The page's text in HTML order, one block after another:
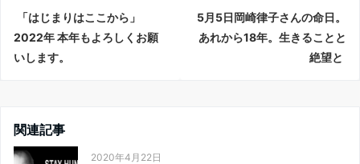
「はじまりはここから」
2022年 本年もよろしくお願
いします。
5月5日岡崎律子さんの命日。
あれから18年。生きることと
絶望と
関連記事
2020年4月22日